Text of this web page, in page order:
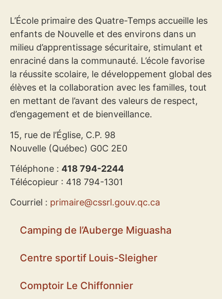
Camping de l’Auberge Miguasha
Centre sportif Louis-Sleigher
Comptoir Le Chiffonnier
L’École primaire des Quatre-Temps accueille les
enfants de Nouvelle et des environs dans un
milieu d’apprentissage sécuritaire, stimulant et
enraciné dans la communauté. L’école favorise
la réussite scolaire, le développement global des
élèves et la collaboration avec les familles, tout
en mettant de l’avant des valeurs de respect,
d’engagement et de bienveillance.
15, rue de l’Église, C.P. 98
Nouvelle (Québec) G0C 2E0
Téléphone : 418 794-2244
Télécopieur : 418 794-1301​
Courriel : primaire@cssrl.gouv.qc.ca